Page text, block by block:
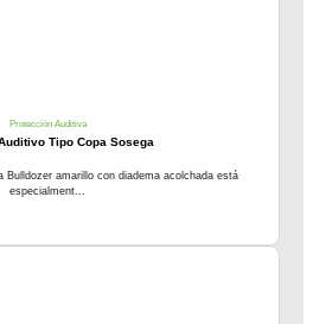
Protección Auditiva
Tipo Copa Sosega
Bulldozer amarillo con diadema acolchada está
especialment...